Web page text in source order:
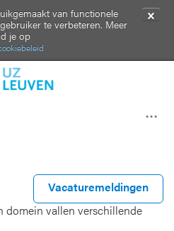
van functionele
te verbeteren. Meer
je op
✕
Vacaturemeldingen
domein vallen verschillende